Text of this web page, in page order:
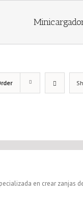
en crear zanjas